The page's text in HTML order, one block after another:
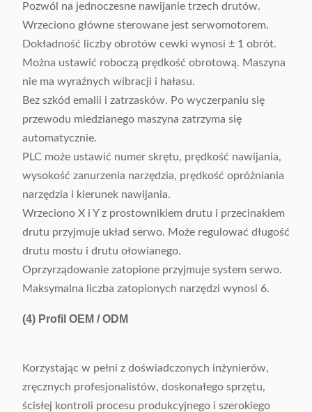
Pozwól na jednoczesne nawijanie trzech drutów.
Wrzeciono główne sterowane jest serwomotorem.
Dokładność liczby obrotów cewki wynosi ± 1 obrót.
Można ustawić roboczą prędkość obrotową. Maszyna
nie ma wyraźnych wibracji i hałasu.
Bez szkód emalii i zatrzasków. Po wyczerpaniu się
przewodu miedzianego maszyna zatrzyma się
automatycznie.
PLC może ustawić numer skrętu, prędkość nawijania,
wysokość zanurzenia narzędzia, prędkość opróżniania
narzędzia i kierunek nawijania.
Wrzeciono X i Y z prostownikiem drutu i przecinakiem
drutu przyjmuje układ serwo. Może regulować długość
drutu mostu i drutu ołowianego.
Oprzyrządowanie zatopione przyjmuje system serwo.
Maksymalna liczba zatopionych narzędzi wynosi 6.
(4) Profil OEM / ODM
Korzystając w pełni z doświadczonych inżynierów,
zręcznych profesjonalistów, doskonałego sprzętu,
ścisłej kontroli procesu produkcyjnego i szerokiego